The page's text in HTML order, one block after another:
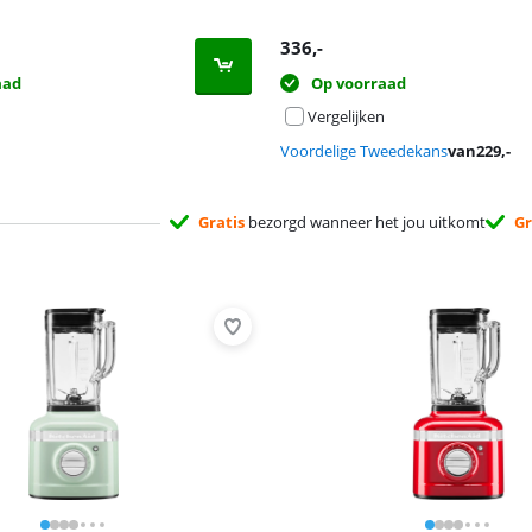
336,-
Op voorraad
Vergelijken
Voordelige Tweedekansvan229,-
Gratisbezorgd wanneer het jou uitkomt